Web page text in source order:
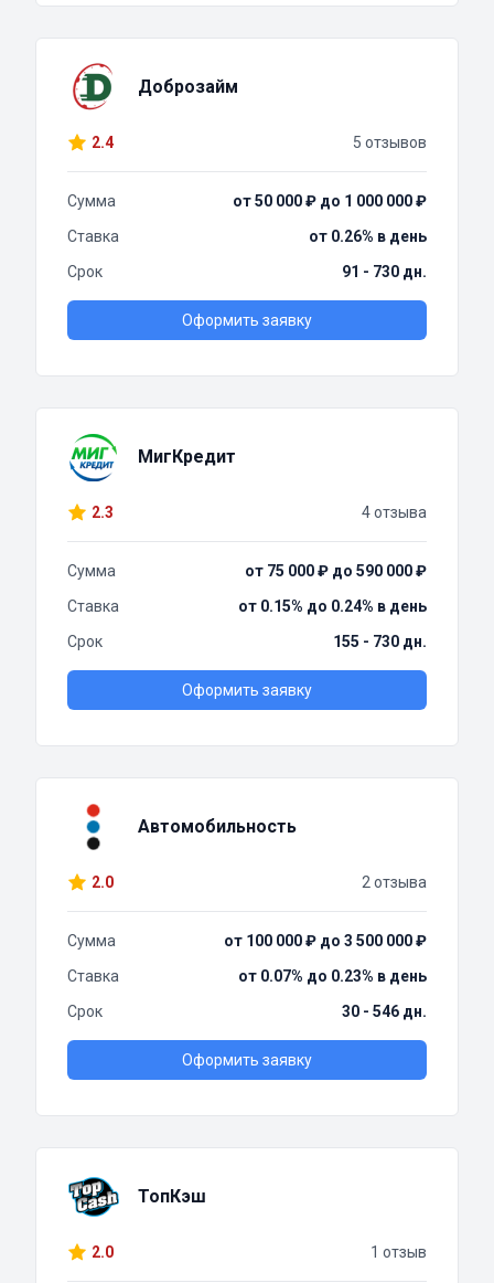
Доброзайм
2.4 5 отзывов
Сумма
от 50 000 ₽ до 1 000 000 ₽
Ставка
от 0.26% в день
Срок
91 - 730 дн.
Оформить заявку
МигКредит
2.3 4 отзыва
Сумма
от 75 000 ₽ до 590 000 ₽
Ставка
от 0.15% до 0.24% в день
Срок
155 - 730 дн.
Оформить заявку
Автомобильность
2.0 2 отзыва
Сумма
от 100 000 ₽ до 3 500 000 ₽
Ставка
от 0.07% до 0.23% в день
Срок
30 - 546 дн.
Оформить заявку
ТопКэш
2.0 1 отзыв